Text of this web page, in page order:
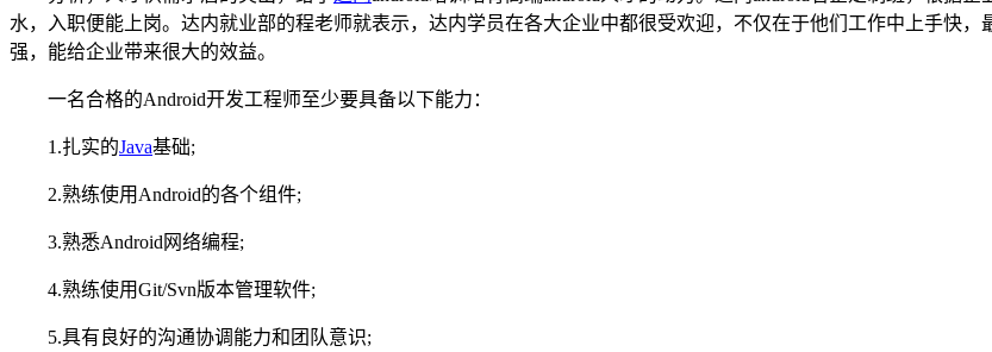
水，入职便能上岗。达内就业部的程老师就表示，达内学员在各大企业中都很受欢迎，不仅在于他们工作中上手快
强，能给企业带来很大的效益。
一名合格的Android开发工程师至少要具备以下能力：
1.扎实的Java基础;
2.熟练使用Android的各个组件;
3.熟悉Android网络编程;
4.熟练使用Git/Svn版本管理软件;
5.具有良好的沟通协调能力和团队意识;